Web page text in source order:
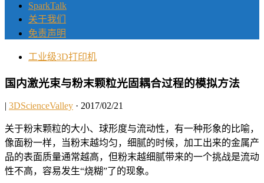
SparkTalk
关于我们
免责声明
工业级3D打印机
国内激光束与粉末颗粒光固耦合过程的模拟方法
| 3DScienceValley · 2017/02/21
关于粉末颗粒的大小、球形度与流动性，有一种形象的比喻，
像面粉一样，当粉末越均匀，细腻的时候，加工出来的金属产
品的表面质量通常越高，但粉末越细腻带来的一个挑战是流动
性不高，容易发生“烧糊”了的现象。